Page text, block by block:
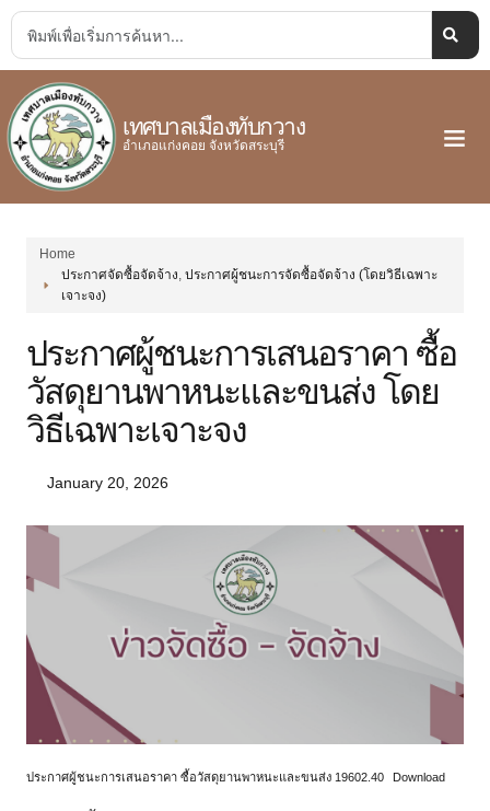
เทศบาลเมืองทับกวาง
อำเภอแก่งคอย จังหวัดสระบุรี
Home
ประกาศจัดซื้อจัดจ้าง, ประกาศผู้ชนะการจัดซื้อจัดจ้าง (โดยวิธีเฉพาะ
เจาะจง)
ประกาศผู้ชนะการเสนอราคา ซื้อ
วัสดุยานพาหนะและขนส่ง โดย
วิธีเฉพาะเจาะจง
January 20, 2026
ประกาศผู้ชนะการเสนอราคา ซื้อวัสดุยานพาหนะและขนส่ง 19602.40 Download